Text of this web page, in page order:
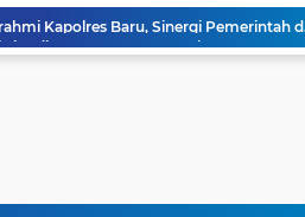
di RSUD La Temmamala
Shalat Istisqa di Dua Kecamatan